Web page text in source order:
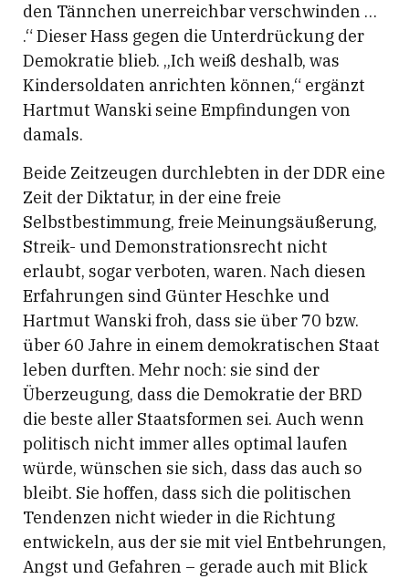
den Tännchen unerreichbar verschwinden …
.“ Dieser Hass gegen die Unterdrückung der
Demokratie blieb. „Ich weiß deshalb, was
Kindersoldaten anrichten können,“ ergänzt
Hartmut Wanski seine Empfindungen von
damals.
Beide Zeitzeugen durchlebten in der DDR eine
Zeit der Diktatur, in der eine freie
Selbstbestimmung, freie Meinungsäußerung,
Streik- und Demonstrationsrecht nicht
erlaubt, sogar verboten, waren. Nach diesen
Erfahrungen sind Günter Heschke und
Hartmut Wanski froh, dass sie über 70 bzw.
über 60 Jahre in einem demokratischen Staat
leben durften. Mehr noch: sie sind der
Überzeugung, dass die Demokratie der BRD
die beste aller Staatsformen sei. Auch wenn
politisch nicht immer alles optimal laufen
würde, wünschen sie sich, dass das auch so
bleibt. Sie hoffen, dass sich die politischen
Tendenzen nicht wieder in die Richtung
entwickeln, aus der sie mit viel Entbehrungen,
Angst und Gefahren – gerade auch mit Blick